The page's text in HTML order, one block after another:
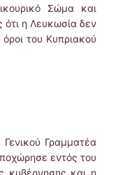
Σώμα και
η Λευκωσία δεν
του Κυπριακού
Γραμματέα
εντός του